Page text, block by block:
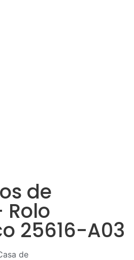
de
Rolo
25616-A03
de